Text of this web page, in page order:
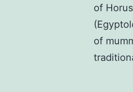
of
of